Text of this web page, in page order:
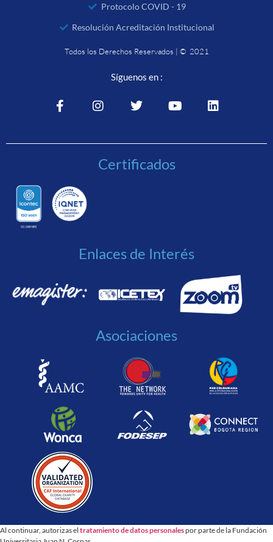
Protocolo COVID - 19
Resolución Acreditación Institucional
Todos los Derechos Reservados | © 2021
Síguenos en :
Certificados
Enlaces de Interés
Asociaciones
Al continuar, autorizas el tratamiento de datos personalespor parte de la Fundación